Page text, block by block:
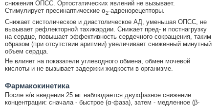
снижения ОПСС. Ортостатических явлений не вызывает.
Стимулирует пресинаптические α2-адренорецепторы.
Снижает систолическое и диастолическое АД, уменьшая ОПСС, не
вызывает рефлекторной тахикардии. Снижает пред- и постнагрузку
на сердце, повышает эффективность сердечного сокращения, таким
образом (при отсутствии аритмии) увеличивает сниженный минутный
объем сердца.
Не влияет на показатели углеводного обмена, обмен мочевой
кислоты и не вызывает задержки жидкости в организме.
Фармакокинетика
После в/в введения 25 мг наблюдается двухфазное снижение
концентрации: сначала - быстрое (α-фаза), затем - медленное (β-